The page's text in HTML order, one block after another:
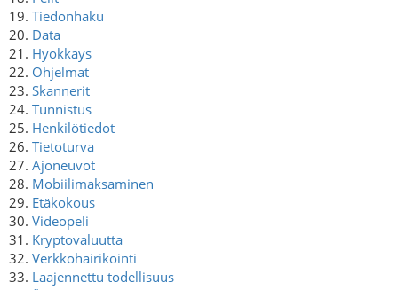
19. Tiedonhaku
20. Data
21. Hyokkays
22. Ohjelmat
23. Skannerit
24. Tunnistus
25. Henkilötiedot
26. Tietoturva
27. Ajoneuvot
28. Mobiilimaksaminen
29. Etäkokous
30. Videopeli
31. Kryptovaluutta
32. Verkkohäiriköinti
33. Laajennettu todellisuus